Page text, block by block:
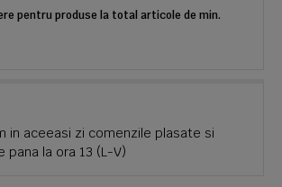
pentru produse la total articole de min.
in aceeasi zi comenzile plasate si
pana la ora 13 (L-V)